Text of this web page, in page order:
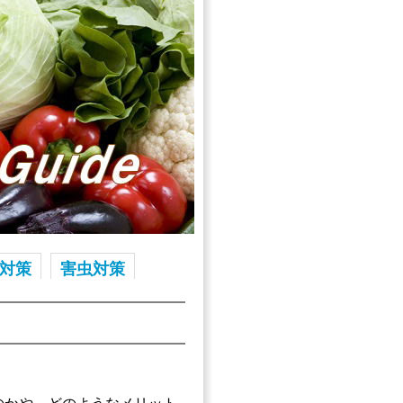
策 害虫対策